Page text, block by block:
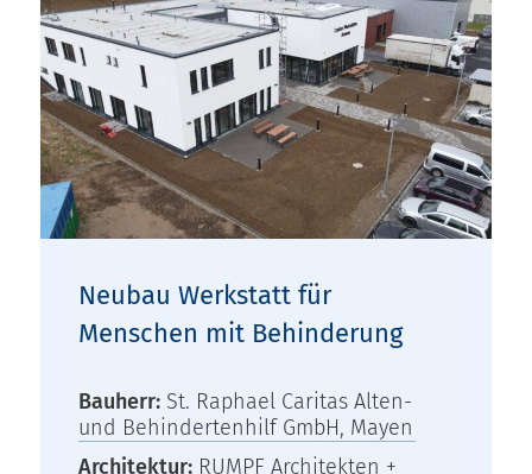
Neubau Werkstatt für
Menschen mit Behinderung
Bauherr: St. Raphael Caritas Alten-
und Behindertenhilf GmbH, Mayen
Architektur: RUMPF Architekten +